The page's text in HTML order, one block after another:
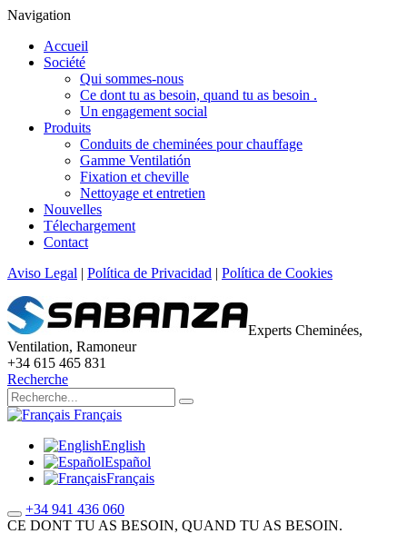
Navigation
Accueil
Société
Qui sommes-nous
Ce dont tu as besoin, quand tu as besoin .
Un engagement social
Produits
Conduits de cheminées pour chauffage
Gamme Ventilatión
Fixation et cheville
Nettoyage et entretien
Nouvelles
Télechargement
Contact
Aviso Legal | Política de Privacidad | Política de Cookies
Experts Cheminées,
Ventilation, Ramoneur
+34 615 465 831
Recherche
Français
English
Español
Français
+34 941 436 060
CE DONT TU AS BESOIN, QUAND TU AS BESOIN.